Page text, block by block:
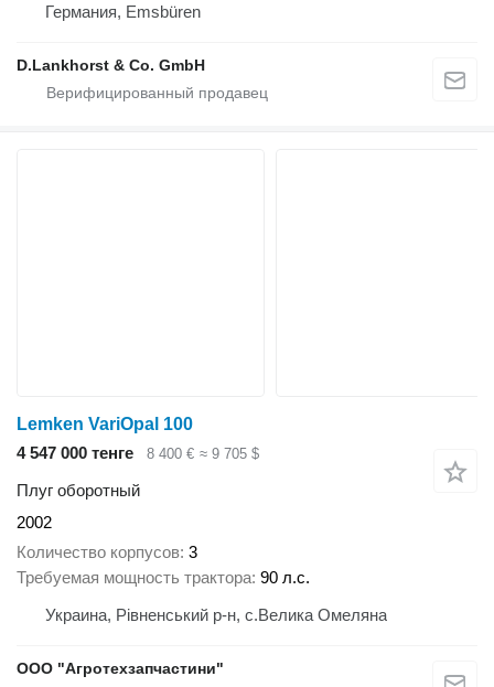
Германия, Emsbüren
D.Lankhorst & Co. GmbH
Lemken VariOpal 100
4 547 000 тенге
8 400 € ≈ 9 705 $
Плуг оборотный
2002
Количество корпусов 3
Требуемая мощность трактора 90 л.с.
Украина, Рівненський р-н, с.Велика Омеляна
ООО "Агротехзапчастини"